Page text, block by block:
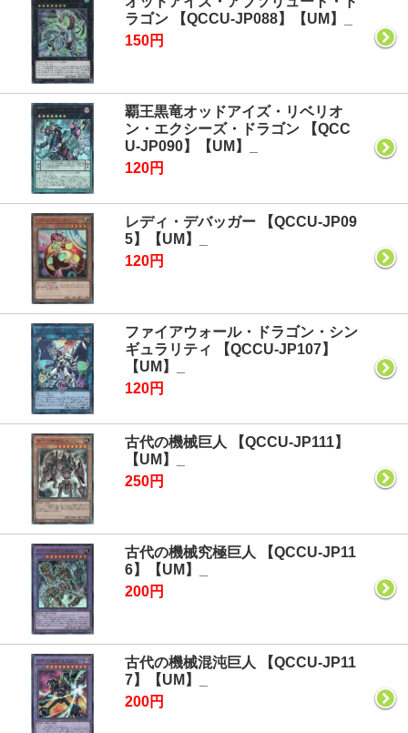
ラゴン 【QCCU-JP088】【UM】_
150円
覇王黒竜オッドアイズ・リベリオ
ン・エクシーズ・ドラゴン 【QCC
U-JP090】【UM】_
120円
レディ・デバッガー 【QCCU-JP09
5】【UM】_
120円
ファイアウォール・ドラゴン・シン
ギュラリティ 【QCCU-JP107】
【UM】_
120円
古代の機械巨人 【QCCU-JP111】
【UM】_
250円
古代の機械究極巨人 【QCCU-JP11
6】【UM】_
200円
古代の機械混沌巨人 【QCCU-JP11
7】【UM】_
200円